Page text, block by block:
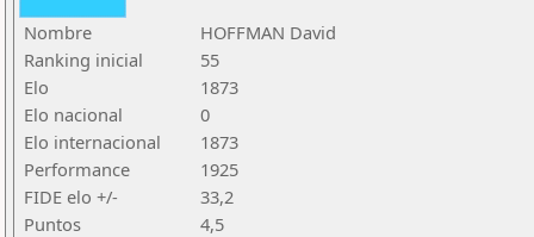
Nombre
HOFFMAN David
Ranking inicial
55
Elo
1873
Elo nacional
0
Elo internacional
1873
Performance
1925
FIDE elo +/-
33,2
Puntos
4,5